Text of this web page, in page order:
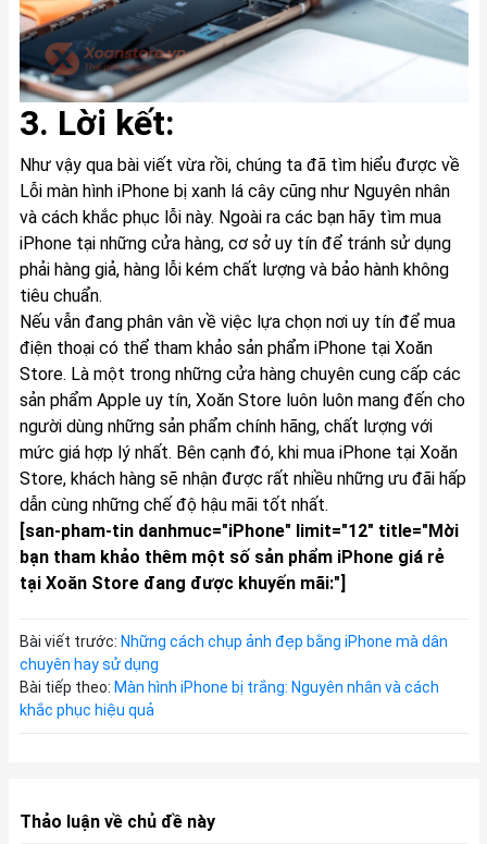
3. Lời kết:
Như vậy qua bài viết vừa rồi, chúng ta đã tìm hiểu được về
Lỗi màn hình iPhone bị xanh lá cây cũng như Nguyên nhân
và cách khắc phục lỗi này. Ngoài ra các bạn hãy tìm mua
iPhone tại những cửa hàng, cơ sở uy tín để tránh sử dụng
phải hàng giả, hàng lỗi kém chất lượng và bảo hành không
tiêu chuẩn.
Nếu vẫn đang phân vân về việc lựa chọn nơi uy tín để mua
điện thoại có thể tham khảo sản phẩm iPhonetại Xoăn
Store. Là một trong những cửa hàng chuyên cung cấp các
sản phẩm Apple uy tín, Xoăn Store luôn luôn mang đến cho
người dùng những sản phẩm chính hãng, chất lượng với
mức giá hợp lý nhất. Bên cạnh đó, khi mua iPhone tại Xoăn
Store, khách hàng sẽ nhận được rất nhiều những ưu đãi hấp
dẫn cùng những chế độ hậu mãi tốt nhất.
[san-pham-tin danhmuc="iPhone" limit="12" title="Mời
bạn tham khảo thêm một số sản phẩm iPhone giá rẻ
tại Xoăn Store đang được khuyến mãi:"]
Bài viết trước: Những cách chụp ảnh đẹp bằng iPhone mà dân
chuyên hay sử dụng
Bài tiếp theo: Màn hình iPhone bị trắng: Nguyên nhân và cách
khắc phục hiệu quả
Thảo luận về chủ đề này